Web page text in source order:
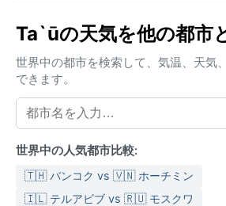
Ta`ūの天気を他の都市
世界中の都市を検索して、気温、天気
できます。
世界中の人気都市比較:
🇹🇭 バンコク vs 🇻🇳 ホーチミン
🇮🇱 テルアビブ vs 🇷🇺 モスクワ